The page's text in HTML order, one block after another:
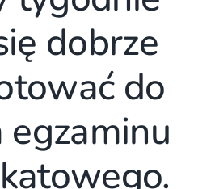
dobrze
do
egzaminu